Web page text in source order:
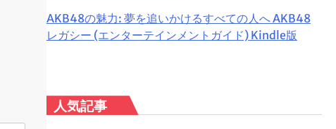
AKB48の魅力: 夢を追いかけるすべての人へ AKB48
レガシー (エンターテインメントガイド) Kindle版
人気記事